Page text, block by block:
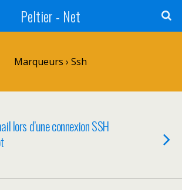
Peltier - Net
Marqueurs › Ssh
lors d’une connexion SSH